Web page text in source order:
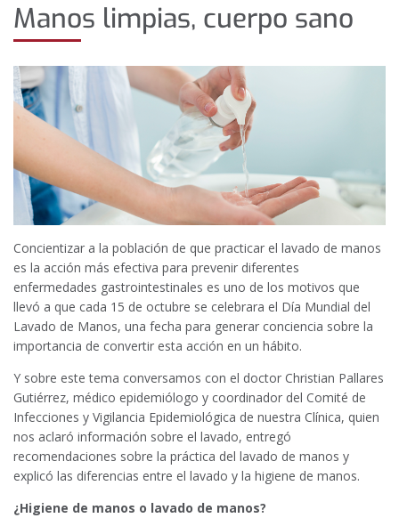
Manos limpias, cuerpo sano
Concientizar a la población de que practicar el lavado de manos
es la acción más efectiva para prevenir diferentes
enfermedades gastrointestinales es uno de los motivos que
llevó a que cada 15 de octubre se celebrara el Día Mundial del
Lavado de Manos, una fecha para generar conciencia sobre la
importancia de convertir esta acción en un hábito.
Y sobre este tema conversamos con el doctor Christian Pallares
Gutiérrez, médico epidemiólogo y coordinador del Comité de
Infecciones y Vigilancia Epidemiológica de nuestra Clínica, quien
nos aclaró información sobre el lavado, entregó
recomendaciones sobre la práctica del lavado de manos y
explicó las diferencias entre el lavado y la higiene de manos.
¿Higiene de manos o lavado de manos?